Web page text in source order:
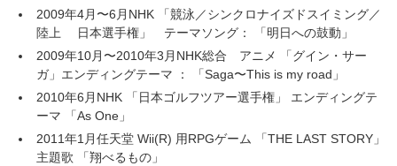
2009年4月〜6月NHK 「競泳／シンクロナイズドスイミング／
陸上 日本選手権」 テーマソング： 「明日への鼓動」
2009年10月〜2010年3月NHK総合 アニメ 「グイン・サー
ガ」エンディングテーマ ： 「Saga〜This is my road」
2010年6月NHK 「日本ゴルフツアー選手権」 エンディングテ
ーマ 「As One」
2011年1月任天堂 Wii(R) 用RPGゲーム 「THE LAST STORY」
主題歌 「翔べるもの」